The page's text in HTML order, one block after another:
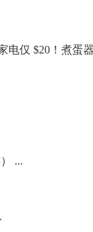
仅 $20！煮蛋
...